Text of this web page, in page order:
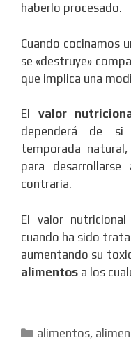
haberlo procesado.
Cuando cocinamos
se «destruye»
que implica una
El valor
dependerá de
temporada
para
contraria.
El valor
cuando ha sido
aumentando su
alimentos a los
Categorías
alimentos,